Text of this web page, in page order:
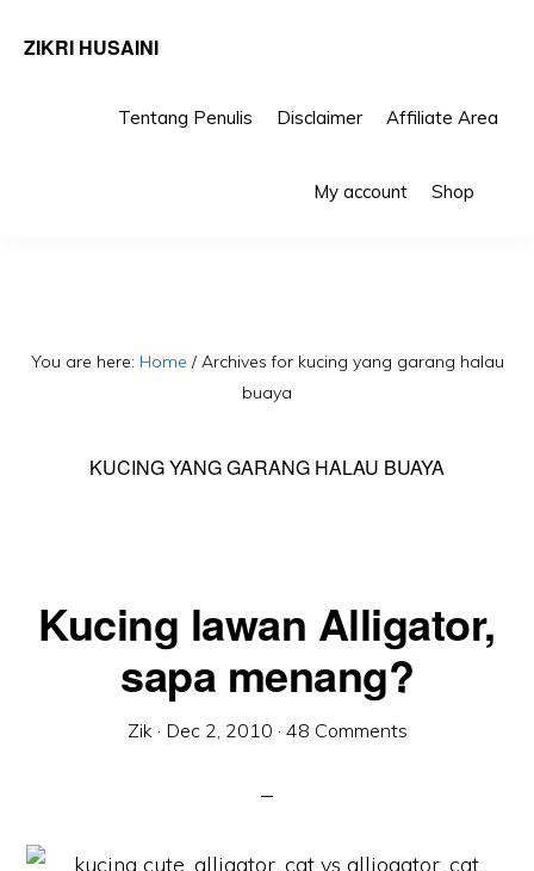
ZIKRI HUSAINI
Tentang Penulis Disclaimer Affiliate Area
My account Shop
You are here: Home /Archives for kucing yang garang halau
buaya
KUCING YANG GARANG HALAU BUAYA
Kucing lawan Alligator,
sapa menang?
Zik· Dec 2, 2010 · 48 Comments